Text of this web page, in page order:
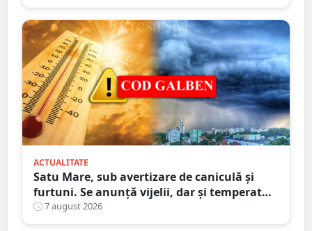
ACTUALITATE
Satu Mare, sub avertizare de caniculă și
furtuni. Se anunță vijelii, dar și temperaturi
ridicate. Avertizarea ANM
7 august 2026